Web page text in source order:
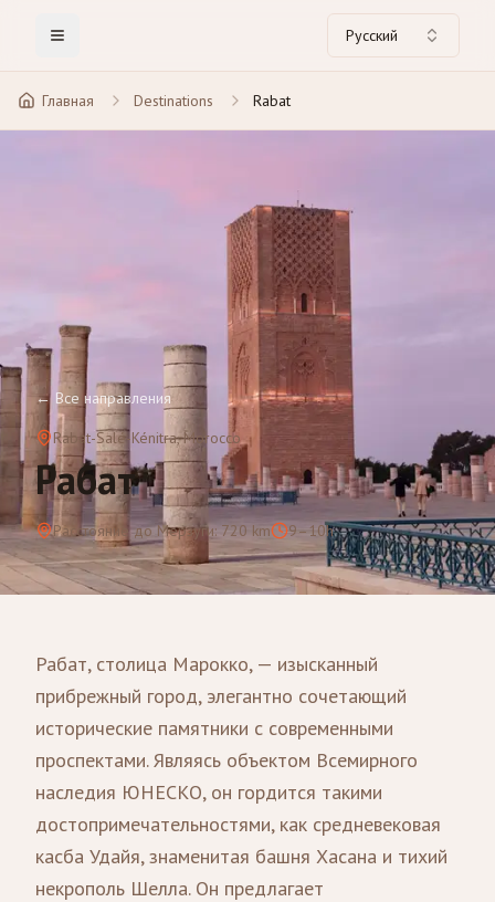
Toggle Menu Русский
Главная Destinations Rabat
← Все направления
Rabat-Salé-Kénitra, Morocco
Рабат
Расстояние до Мерзуги:720 km 9–10h
Рабат, столица Марокко, — изысканный
прибрежный город, элегантно сочетающий
исторические памятники с современными
проспектами. Являясь объектом Всемирного
наследия ЮНЕСКО, он гордится такими
достопримечательностями, как средневековая
касба Удайя, знаменитая башня Хасана и тихий
некрополь Шелла. Он предлагает